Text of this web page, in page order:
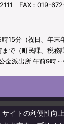
FAX：019-
15分（祝日、年末
で（町民課、税務課
金派出所 午前9時
イトの利便性向